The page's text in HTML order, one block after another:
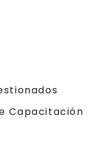
Capacitación